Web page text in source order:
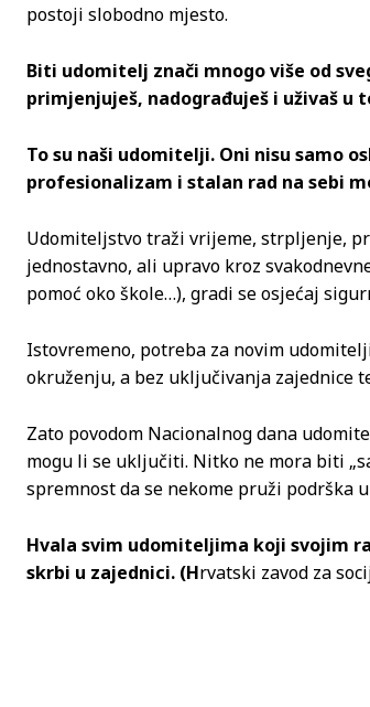
postoji slobodno mjesto.
Biti udomitelj znači mnogo više od
primjenjuješ, nadograđuješ i uživaš u
To su naši udomitelji. Oni nisu samo
profesionalizam i stalan rad na sebi
Udomiteljstvo traži vrijeme, strpljenje,
jednostavno, ali upravo kroz
pomoć oko škole…), gradi se osjećaj
Istovremeno, potreba za novim
okruženju, a bez uključivanja zajednice
Zato povodom Nacionalnog dana
mogu li se uključiti. Nitko ne mora biti
spremnost da se nekome pruži podrška
Hvala svim udomiteljima koji svojim
skrbi u zajednici. (Hrvatski zavod za